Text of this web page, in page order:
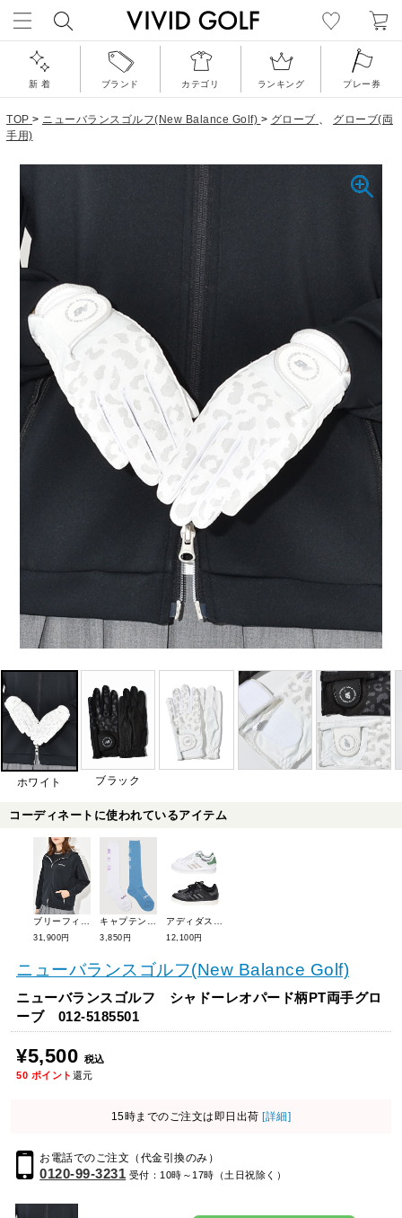
新 着 ブランド カテゴリ ランキング プレー券
TOP > ニューバランスゴルフ(New Balance Golf) > グローブ 、 グローブ(両
手用)
ホワイト ブラック
コーディネートに使われているアイテム
31,900円 3,850円 12,100円
ニューバランスゴルフ(New Balance Golf)
ニューバランスゴルフ シャドーレオパード柄PT両手グロ
ーブ 012-5185501
¥5,500 税込
50 ポイント 還元
15時までのご注文は即日出荷 [詳細]
お電話でのご注文（代金引換のみ）
0120-99-3231 受付：10時～17時（土日祝除く）